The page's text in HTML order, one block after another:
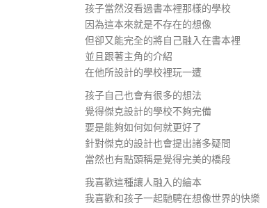
孩子當然沒看過書本裡那樣的學校
因為這本來就是不存在的想像
但卻又能完全的將自己融入在書本裡
並且跟著主角的介紹
在他所設計的學校裡玩一遭
孩子自己也會有很多的想法
覺得傑克設計的學校不夠完備
要是能夠如何如何就更好了
針對傑克的設計也會提出諸多疑問
當然也有點頭稱是覺得完美的橋段
我喜歡這種讓人融入的繪本
我喜歡和孩子一起馳騁在想像世界的快樂